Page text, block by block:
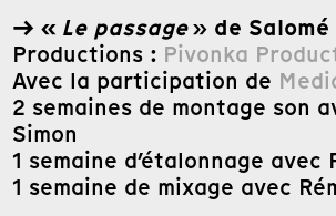
→ « Le passage»de Salomé
Productions : Pivonka
Avec la participation de
2 semaines de montage son
Simon
1 semaine d’étalonnage avec
1 semaine de mixage avec